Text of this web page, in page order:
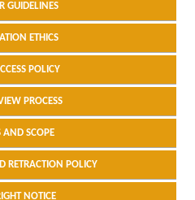
GUIDELINES
ETHICS
POLICY
PROCESS
AND SCOPE
RETRACTION POLICY
NOTICE